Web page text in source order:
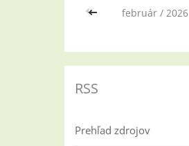
<< február / 2026
RSS
Prehľad zdrojov